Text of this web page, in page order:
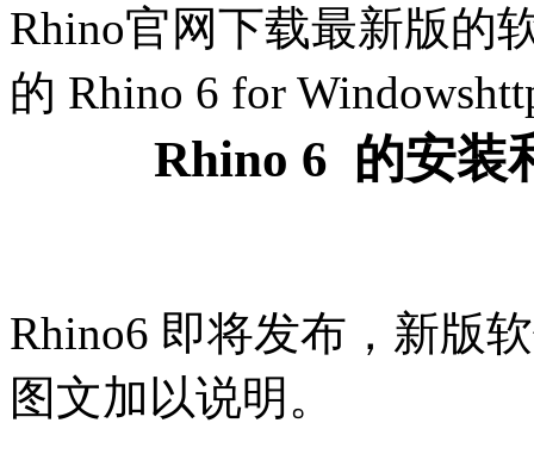
Rhino官网下载最新版的
的 Rhino 6 for
Rhino 6 的安装
Rhino6 即将发布，新版
图文加以说明。